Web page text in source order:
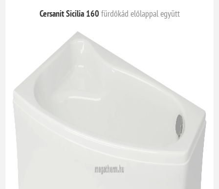
Cersanit Sicilia 160 fürdőkád előlappal együtt